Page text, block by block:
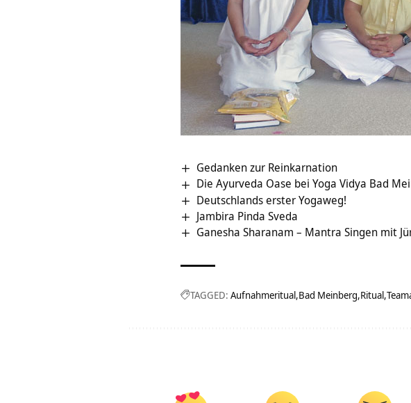
Gedanken zur Reinkarnation
Die Ayurveda Oase bei Yoga Vidya Bad
Deutschlands erster Yogaweg!
Jambira Pinda Sveda
Ganesha Sharanam – Mantra Singen mit
TAGGED: Aufnahmeritual Bad Meinberg Ritual